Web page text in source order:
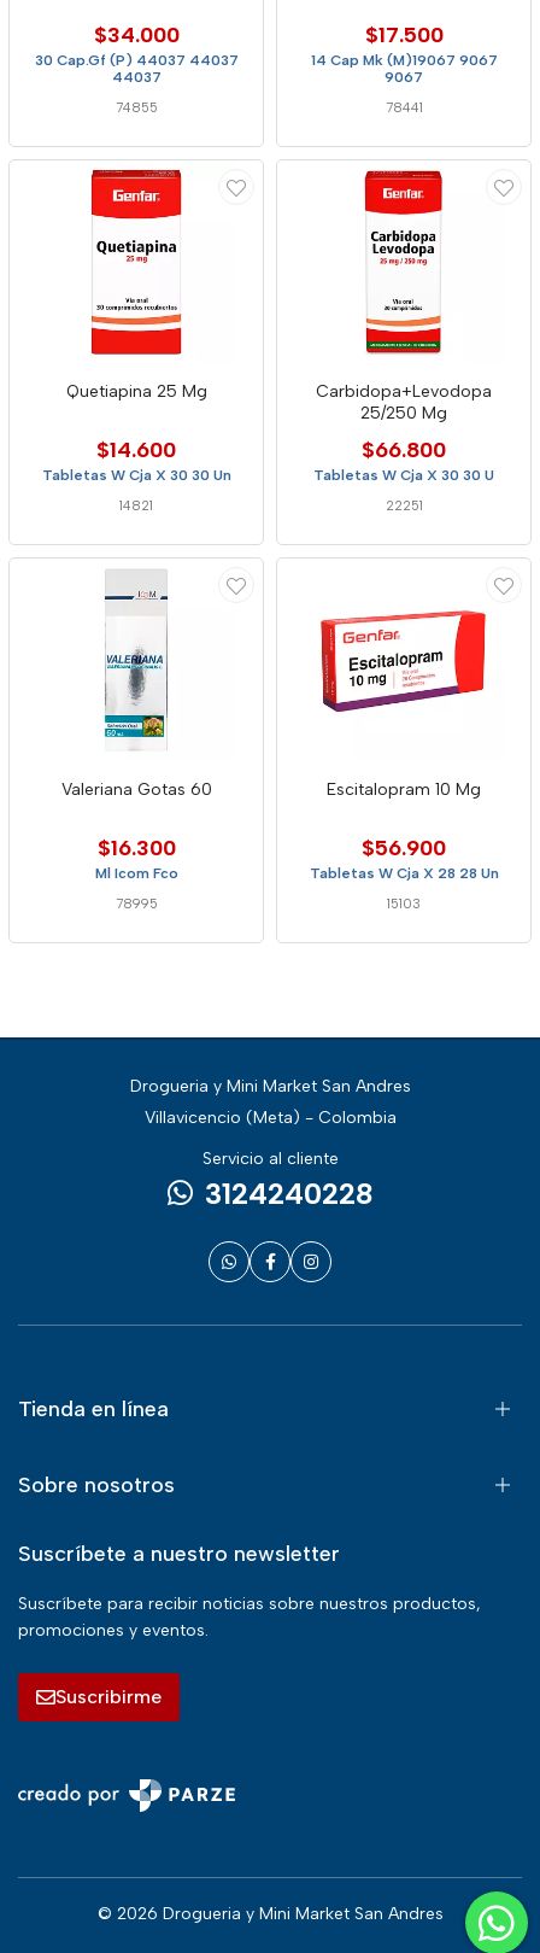
$34.000
30 Cap.Gf (P) 44037 44037
44037
74855
$17.500
14 Cap Mk (M)19067 9067
9067
78441
Quetiapina 25 Mg
$14.600
Tabletas W Cja X 30 30 Un
14821
Carbidopa+Levodopa
25/250 Mg
$66.800
Tabletas W Cja X 30 30 U
22251
Valeriana Gotas 60
$16.300
Ml Icom Fco
78995
Escitalopram 10 Mg
$56.900
Tabletas W Cja X 28 28 Un
15103
Drogueria y Mini Market San Andres
Villavicencio (Meta) - Colombia
Servicio al cliente
3124240228
Tienda en línea
Sobre nosotros
Suscríbete a nuestro newsletter
Suscríbete para recibir noticias sobre nuestros productos,
promociones y eventos.
Suscribirme
© 2026 Drogueria y Mini Market San Andres